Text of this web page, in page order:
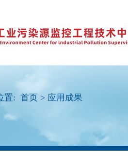
置: 首页 > 应用成果